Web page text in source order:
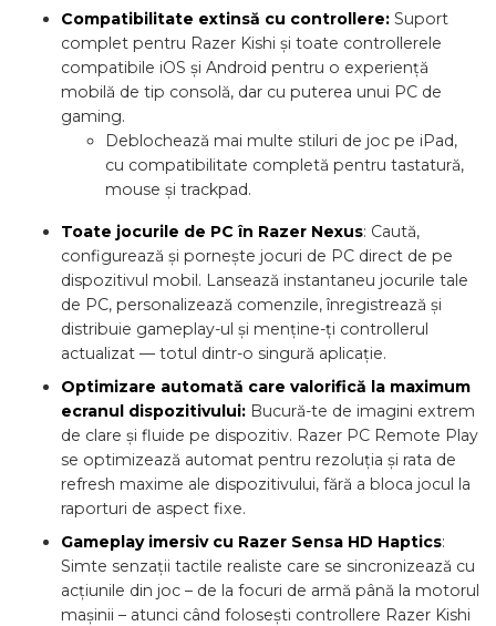
Compatibilitate extinsă cu controllere: Suport
complet pentru Razer Kishi și toate controllerele
compatibile iOS și Android pentru o experiență
mobilă de tip consolă, dar cu puterea unui PC de
gaming.
Deblochează mai multe stiluri de joc pe iPad,
cu compatibilitate completă pentru tastatură,
mouse și trackpad.
Toate jocurile de PC în Razer Nexus: Caută,
configurează și pornește jocuri de PC direct de pe
dispozitivul mobil. Lansează instantaneu jocurile tale
de PC, personalizează comenzile, înregistrează și
distribuie gameplay-ul și menține-ți controllerul
actualizat — totul dintr-o singură aplicație.
Optimizare automată care valorifică la maximum
ecranul dispozitivului: Bucură-te de imagini extrem
de clare și fluide pe dispozitiv. Razer PC Remote Play
se optimizează automat pentru rezoluția și rata de
refresh maxime ale dispozitivului, fără a bloca jocul la
raporturi de aspect fixe.
Gameplay imersiv cu Razer Sensa HD Haptics:
Simte senzații tactile realiste care se sincronizează cu
acțiunile din joc – de la focuri de armă până la motorul
mașinii – atunci când folosești controllere Razer Kishi